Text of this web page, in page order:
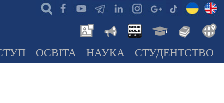
ОСВІТА НАУКА СТУДЕНТСТВО